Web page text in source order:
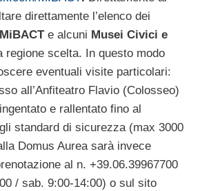
direttamente l’elenco dei
e alcuni Musei Civici e
regione scelta. In questo modo
eventuali visite particolari:
all’Anfiteatro Flavio (Colosseo)
e rallentato fino al
standard di sicurezza (max 3000
Domus Aurea sarà invece
al n. +39.06.39967700
/ sab. 9:00-14:00) o sul sito